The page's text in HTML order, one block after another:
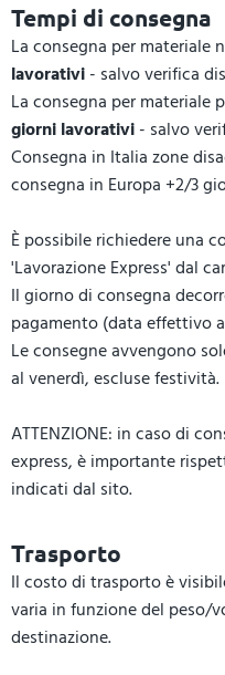
Tempi di consegna
La consegna per materiale
lavorativi- salvo verifica
La consegna per materiale
giorni lavorativi- salvo
Consegna in Italia zone
consegna in Europa +2/3
È possibile richiedere una
'Lavorazione Express' dal
Il giorno di consegna
pagamento (data effettivo
Le consegne avvengono
al venerdì, escluse festività.
ATTENZIONE: in caso di
express, è importante
indicati dal sito.
Trasporto
Il costo di trasporto è
varia in funzione del peso/
destinazione.